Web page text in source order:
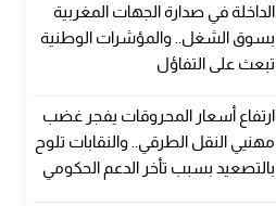
الداخلة في صدارة الجهات المغربية
بسوق الشغل.. والمؤشرات الوطنية
تبعث على التفاؤل
ارتفاع أسعار المحروقات يفجر غضب
مهنيي النقل الطرقي.. والنقابات تلوح
بالتصعيد بسبب تأخر الدعم الحكومي